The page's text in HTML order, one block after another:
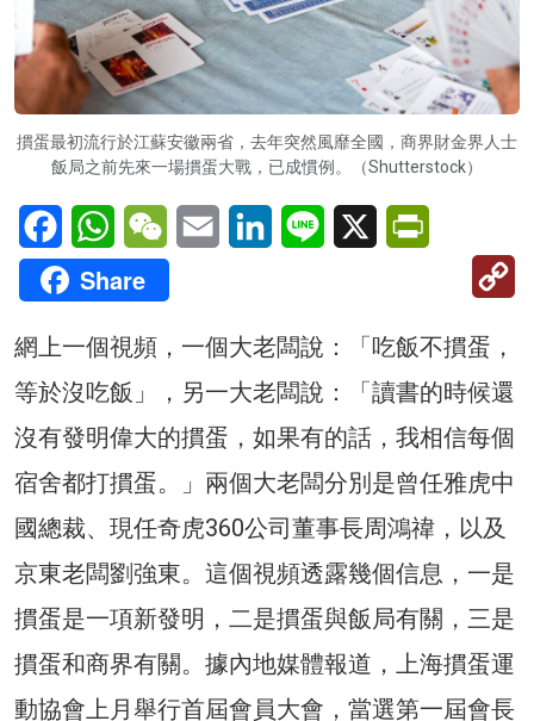
摜蛋最初流行於江蘇安徽兩省，去年突然風靡全國，商界財金界人士
飯局之前先來一場摜蛋大戰，已成慣例。（Shutterstock）
FacebookWhatsAppWeChatEmail LinkedInLine X
Share
網上一個視頻，一個大老闆說：「吃飯不摜蛋，
等於沒吃飯」，另一大老闆說：「讀書的時候還
沒有發明偉大的摜蛋，如果有的話，我相信每個
宿舍都打摜蛋。」兩個大老闆分別是曾任雅虎中
國總裁、現任奇虎360公司董事長周鴻禕，以及
京東老闆劉強東。這個視頻透露幾個信息，一是
摜蛋是一項新發明，二是摜蛋與飯局有關，三是
摜蛋和商界有關。據內地媒體報道，上海摜蛋運
動協會上月舉行首屆會員大會，當選第一屆會長